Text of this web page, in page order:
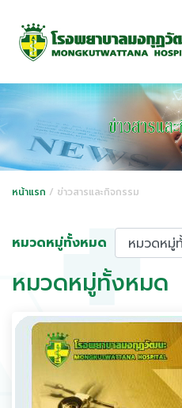
หน้าแรก / ข่าวสารและกิจกรรม
หมวดหมู่ทั้งหมด
หมวดหมู่ทั้งหมด